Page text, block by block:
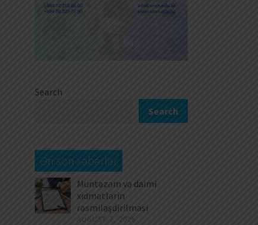
Search
Search
Ən son xəbərlər
Müntəzəm və daimi
xidmətlərin
rəsmiləşdirilməsi
AUGUST 7, 2026